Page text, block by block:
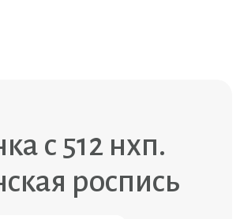
с 512 нхп.
роспись